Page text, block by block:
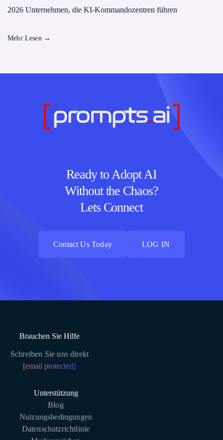
2026 Unternehmen, die KI-Kommandozentren führen
Mehr Lesen →
Ready to Adopt AI
Without the Chaos?
Lets Connect
Contact Us Today
LOG IN
Brauchen Sie Hilfe
Schreiben Sie uns direkt
[email protected]
Unterstützung
Blog
Nutzungsbedingungen
Datenschutzrichtlinie